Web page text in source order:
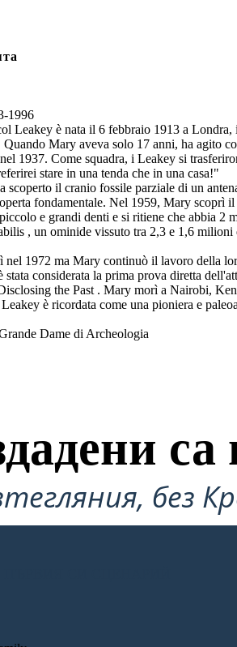
1996
Leakey è nata il 6 febbraio 1913 a Londra,
Quando Mary aveva solo 17 anni, ha agito
1937. Come squadra, i Leakey si
stare in una tenda che in una casa!"
scoperto il cranio fossile parziale di un
fondamentale. Nel 1959, Mary
e grandi denti e si ritiene che abbia
, un ominide vissuto tra 2,3 e 1,6
1972 ma Mary continuò il lavoro della
stata considerata la prima prova diretta
the Past . Mary morì a Nairobi,
è ricordata come una pioniera e
Dame di Archeologia
без